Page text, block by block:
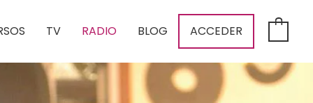
TV RADIO BLOG ACCEDER